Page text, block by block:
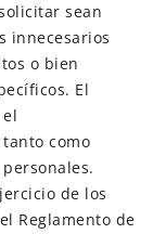
sean
innecesarios
o bien
El
como
de los
Reglamento de